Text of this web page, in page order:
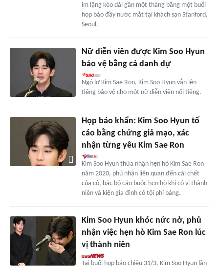
im lặng kéo dài gần một tháng bằng một buổi
họp báo đầy nước mắt tại khách sạn Stanford,
Seoul.
Nữ diễn viên được Kim Soo Hyun
bảo vệ bằng cả danh dự
Ngó lơ Kim Sae Ron, Kim Soo Hyun vẫn lên
tiếng bảo vệ cho một nữ diễn viên nổi tiếng.
Họp báo khẩn: Kim Soo Hyun tố
cáo bằng chứng giả mạo, xác
nhận từng yêu Kim Sae Ron
Kim Soo Hyun thừa nhận hẹn hò Kim Sae Ron
năm 2020, phủ nhận liên quan đến cái chết
của cô, bác bỏ cáo buộc hẹn hò khi cô vị thành
niên và kiện gia đình cô tội phỉ báng.
Kim Soo Hyun khóc nức nở, phủ
nhận việc hẹn hò Kim Sae Ron lúc
vị thành niên
Tại buổi họp báo chiều 31/3, Kim Soo Hyun lần